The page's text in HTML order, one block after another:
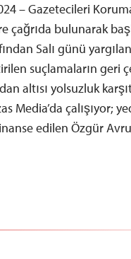
– Gazetecileri
çağrıda bulunarak
Salı günü
suçlamaların geri
altısı yolsuzluk
Media’da çalışıyor;
edilen Özgür